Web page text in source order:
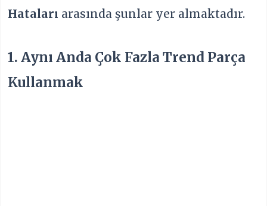
Hataları arasında şunlar yer almaktadır.
1. Aynı Anda Çok Fazla Trend Parça
Kullanmak